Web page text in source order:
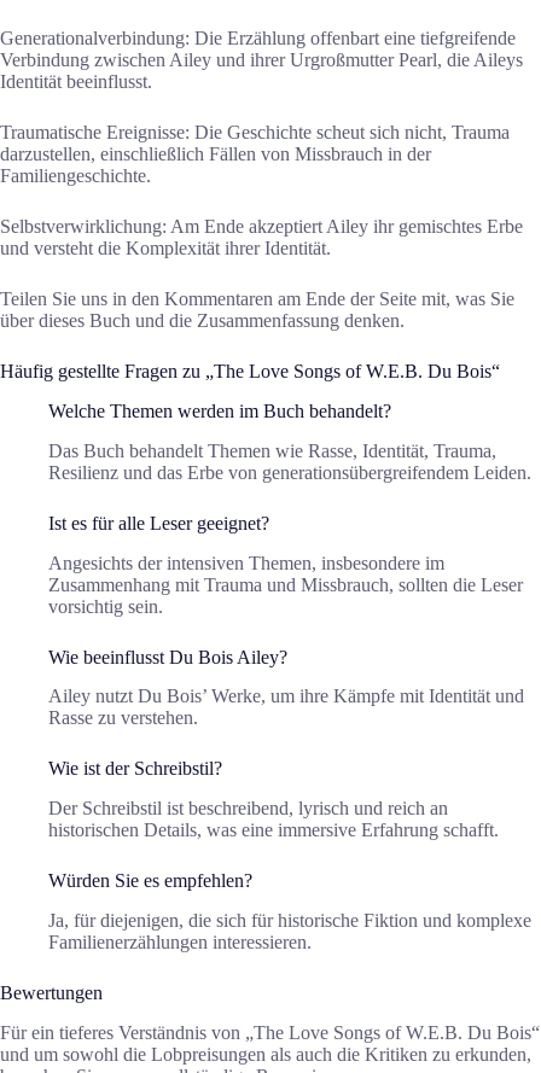
Generationalverbindung: Die Erzählung offenbart eine tiefgreifende
Verbindung zwischen Ailey und ihrer Urgroßmutter Pearl, die Aileys
Identität beeinflusst.
Traumatische Ereignisse: Die Geschichte scheut sich nicht, Trauma
darzustellen, einschließlich Fällen von Missbrauch in der
Familiengeschichte.
Selbstverwirklichung: Am Ende akzeptiert Ailey ihr gemischtes Erbe
und versteht die Komplexität ihrer Identität.
Teilen Sie uns in den Kommentaren am Ende der Seite mit, was Sie
über dieses Buch und die Zusammenfassung denken.
Häufig gestellte Fragen zu „The Love Songs of W.E.B. Du Bois“
Welche Themen werden im Buch behandelt?
Das Buch behandelt Themen wie Rasse, Identität, Trauma,
Resilienz und das Erbe von generationsübergreifendem Leiden.
Ist es für alle Leser geeignet?
Angesichts der intensiven Themen, insbesondere im
Zusammenhang mit Trauma und Missbrauch, sollten die Leser
vorsichtig sein.
Wie beeinflusst Du Bois Ailey?
Ailey nutzt Du Bois’ Werke, um ihre Kämpfe mit Identität und
Rasse zu verstehen.
Wie ist der Schreibstil?
Der Schreibstil ist beschreibend, lyrisch und reich an
historischen Details, was eine immersive Erfahrung schafft.
Würden Sie es empfehlen?
Ja, für diejenigen, die sich für historische Fiktion und komplexe
Familienerzählungen interessieren.
Bewertungen
Für ein tieferes Verständnis von „The Love Songs of W.E.B. Du Bois“
und um sowohl die Lobpreisungen als auch die Kritiken zu erkunden,